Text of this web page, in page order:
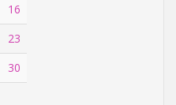
16
23
30